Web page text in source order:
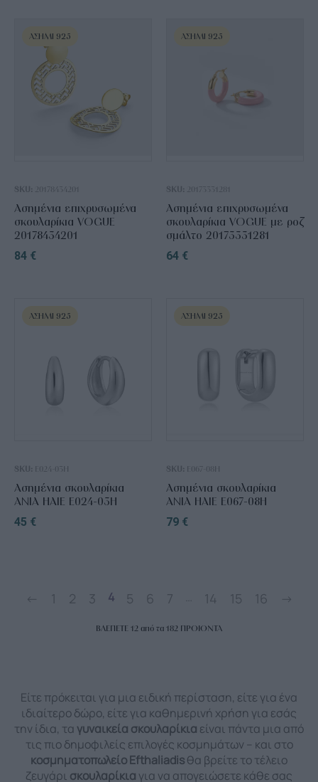
ΑΣΉΜΙ 925
SKU: 20178434201
Ασημένια επιχρυσωμένα
σκουλαρίκια VOGUE
20178434201
84 €
ΑΣΉΜΙ 925
SKU: 20173331281
Ασημένια επιχρυσωμένα
σκουλαρίκια VOGUE με ροζ
σμάλτο 20173331281
64 €
ΑΣΉΜΙ 925
SKU: E024-03H
Ασημένια σκουλαρίκια
ANIA HAIE E024-03H
45 €
ΑΣΉΜΙ 925
SKU: E067-08H
Ασημένια σκουλαρίκια
ANIA HAIE E067-08H
79 €
← 1 2 3 4 5 6 7 14 15 16 →
ΒΛΕΠΕΤΕ 12 από τα182 ΠΡΟΙΟΝΤΑ
Είτε πρόκειται για μια ειδική περίσταση, είτε για ένα
ιδιαίτερο δώρο, είτε για καθημερινή χρήση για εσάς
την ίδια, τα γυναικεία σκουλαρίκια είναι πάντα μια από
τις πιο δημοφιλείς επιλογές κοσμημάτων – και στο
κοσμηματοπωλείο Efthaliadisθα βρείτε το τέλειο
ζευγάρι σκουλαρίκια για να απογειώσετε κάθε σας